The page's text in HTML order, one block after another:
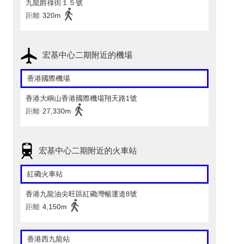
九龍爵祿街１５號
距離 320m
宏基中心二期附近的機場
香港國際機場
香港大嶼山香港國際機場翔天路1號
距離 27,330m
宏基中心二期附近的火車站
紅磡火車站
香港九龍油尖旺區紅磡灣暢運道8號
距離 4,150m
香港西九龍站